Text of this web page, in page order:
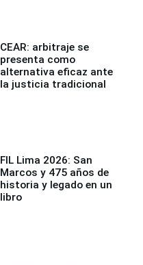
CEAR: arbitraje se
presenta como
alternativa eficaz ante
la justicia tradicional
FIL Lima 2026: San
Marcos y 475 años de
historia y legado en un
libro